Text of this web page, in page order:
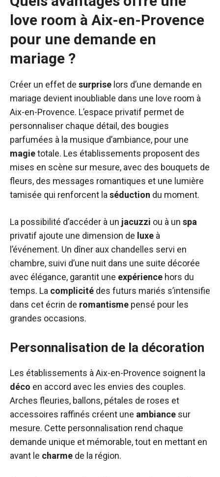
love room à Aix-en-Provence
pour une demande en
mariage ?
Créer un effet de surprise lors d’une demande en
mariage devient inoubliable dans une love room à
Aix-en-Provence. L’espace privatif permet de
personnaliser chaque détail, des bougies
parfumées à la musique d’ambiance, pour une
magietotale. Les établissements proposent des
mises en scène sur mesure, avec des bouquets de
fleurs, des messages romantiques et une lumière
tamisée qui renforcent la séduction du moment.
La possibilité d’accéder à un jacuzzi ou à un spa
privatif ajoute une dimension de luxe à
l’événement. Un dîner aux chandelles servi en
chambre, suivi d’une nuit dans une suite décorée
avec élégance, garantit une expérience hors du
temps. La complicité des futurs mariés s’intensifie
dans cet écrin de romantisme pensé pour les
grandes occasions.
Personnalisation de la décoration
Les établissements à Aix-en-Provence soignent la
déco en accord avec les envies des couples.
Arches fleuries, ballons, pétales de roses et
accessoires raffinés créent une ambiance sur
mesure. Cette personnalisation rend chaque
demande unique et mémorable, tout en mettant en
avant le charme de la région.